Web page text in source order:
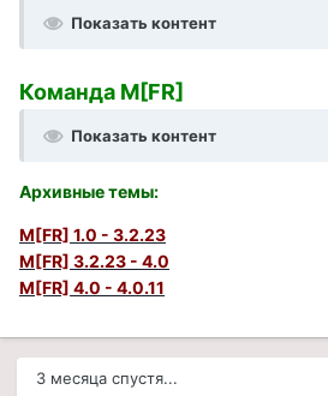
Показать контент
Команда M[FR]
Показать контент
Архивные темы:
M[FR] 1.0 - 3.2.23
M[FR] 3.2.23 - 4.0
M[FR] 4.0 - 4.0.11
3 месяца спустя...